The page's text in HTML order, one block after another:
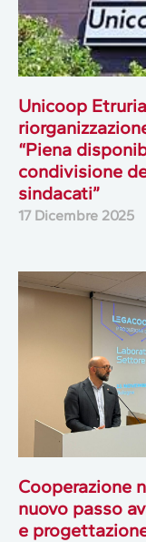
Unicoop
“Piena
condivisione
sindacati”
17 Dicembre 2025
Cooperazione
nuovo passo
e